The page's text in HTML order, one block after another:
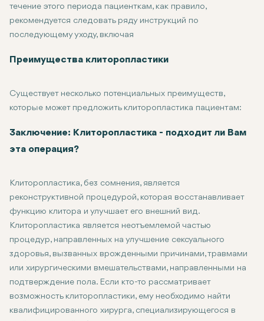
течение этого периода пациенткам, как правило,
рекомендуется следовать ряду инструкций по
последующему уходу, включая
Обезболивание: Боль можно облегчить с помощью
Воздержание от сексуальной активности: Пациентам
Гигиена и уход за раной: Место операции должно быть
Психологическая поддержка: Психологическая поддержка
Преимущества клиторопластики
Существует несколько потенциальных преимуществ,
которые может предложить клиторопластика пациентам:
Восстановление сексуальной функции: Это может включать
Больше уверенности: У трансгендерных людей это
Физио-эмоциональное исцеление: Оно проводится для того,
Заключение: Клиторопластика - подходит ли Вам
эта операция?
Клиторопластика, без сомнения, является
реконструктивной процедурой, которая восстанавливает
функцию клитора и улучшает его внешний вид.
Клиторопластика является неотъемлемой частью
процедур, направленных на улучшение сексуального
здоровья, вызванных врожденными причинами, травмами
или хирургическими вмешательствами, направленными на
подтверждение пола. Если кто-то рассматривает
возможность клиторопластики, ему необходимо найти
квалифицированного хирурга, специализирующегося в